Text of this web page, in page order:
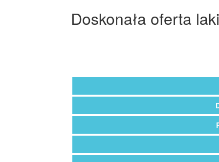
Doskonała oferta